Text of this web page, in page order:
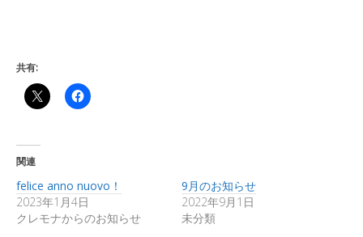
共有:
関連
felice anno nuovo！
2023年1月4日
クレモナからのお知らせ
9月のお知らせ
2022年9月1日
未分類